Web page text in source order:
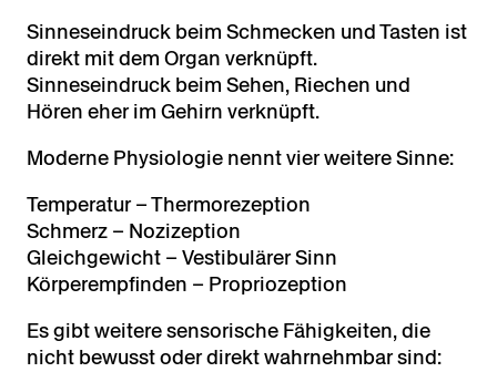
Sinneseindruck beim Schmecken und Tasten ist
direkt mit dem Organ verknüpft.
Sinneseindruck beim Sehen, Riechen und
Hören eher im Gehirn verknüpft.
Moderne Physiologie nennt vier weitere Sinne:
Temperatur – Thermorezeption
Schmerz – Nozizeption
Gleichgewicht – Vestibulärer Sinn
Körperempfinden – Propriozeption
Es gibt weitere sensorische Fähigkeiten, die
nicht bewusst oder direkt wahrnehmbar sind: